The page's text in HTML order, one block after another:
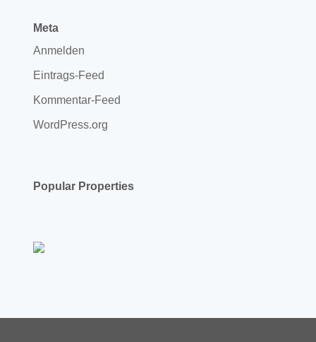
Meta
Anmelden
Eintrags-Feed
Kommentar-Feed
WordPress.org
Popular Properties